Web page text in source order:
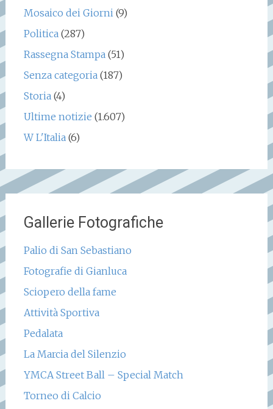
Mosaico dei Giorni(9)
Politica(287)
Rassegna Stampa(51)
Senza categoria(187)
Storia(4)
Ultime notizie (1.607)
W L'Italia(6)
Gallerie Fotografiche
Palio di San Sebastiano
Fotografie di Gianluca
Sciopero della fame
Attività Sportiva
Pedalata
La Marcia del Silenzio
YMCA Street Ball – Special Match
Torneo di Calcio